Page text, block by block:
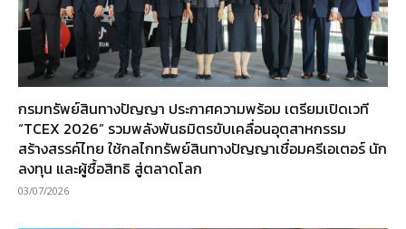
กรมทรัพย์สินทางปัญญา ประกาศความพร้อม เตรียมเปิดเวที
“TCEX 2026” รวมพลังพันธมิตรขับเคลื่อนอุตสาหกรรม
สร้างสรรค์ไทย ใช้กลไกทรัพย์สินทางปัญญาเชื่อมครีเอเตอร์ นัก
ลงทุน และผู้ซื้อสิทธิ สู่ตลาดโลก
03/07/2026